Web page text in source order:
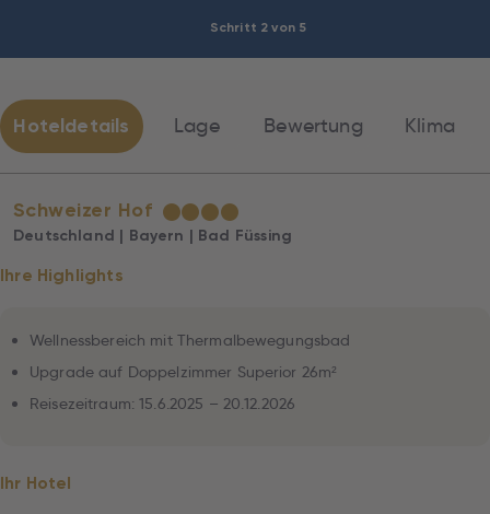
Schritt 2 von 5
Hoteldetails Lage Bewertung Klima
Schweizer Hof ★★★★
Deutschland | Bayern | Bad Füssing
Ihre Highlights
Wellnessbereich mit Thermalbewegungsbad
Upgrade auf Doppelzimmer Superior 26m²
Reisezeitraum: 15.6.2025 – 20.12.2026
Ihr Hotel